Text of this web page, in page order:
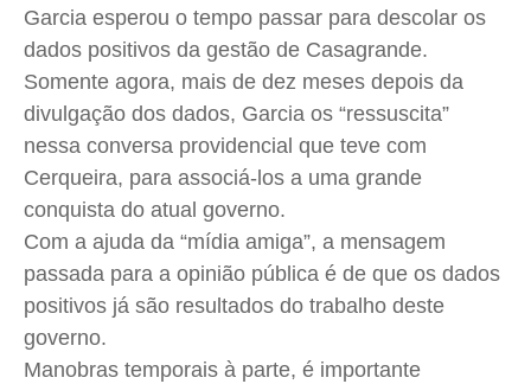
Garcia esperou o tempo passar para descolar os
dados positivos da gestão de Casagrande.
Somente agora, mais de dez meses depois da
divulgação dos dados, Garcia os “ressuscita”
nessa conversa providencial que teve com
Cerqueira, para associá-los a uma grande
conquista do atual governo.
Com a ajuda da “mídia amiga”, a mensagem
passada para a opinião pública é de que os dados
positivos já são resultados do trabalho deste
governo.
Manobras temporais à parte, é importante